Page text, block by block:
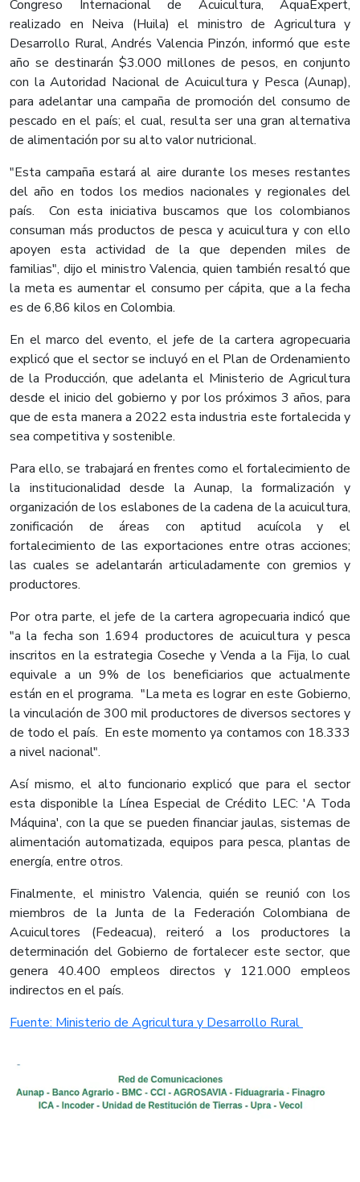
Congreso Internacional de Acuicultura, AquaExpert,
realizado en Neiva (Huila) el ministro de Agricultura y
Desarrollo Rural, Andrés Valencia Pinzón, informó que este
año se destinarán $3.000 millones de pesos, en conjunto
con la Autoridad Nacional de Acuicultura y Pesca (Aunap),
para adelantar una campaña de promoción del consumo de
pescado en el país; el cual, resulta ser una gran alternativa
de alimentación por su alto valor nutricional.
"Esta campaña estará al aire durante los meses restantes
del año en todos los medios nacionales y regionales del
país. Con esta iniciativa buscamos que los colombianos
consuman más productos de pesca y acuicultura y con ello
apoyen esta actividad de la que dependen miles de
familias", dijo el ministro Valencia, quien también resaltó que
la meta es aumentar el consumo per cápita, que a la fecha
es de 6,86 kilos en Colombia.
En el marco del evento, el jefe de la cartera agropecuaria
explicó que el sector se incluyó en el Plan de Ordenamiento
de la Producción, que adelanta el Ministerio de Agricultura
desde el inicio del gobierno y por los próximos 3 años, para
que de esta manera a 2022 esta industria este fortalecida y
sea competitiva y sostenible.
Para ello, se trabajará en frentes como el fortalecimiento de
la institucionalidad desde la Aunap, la formalización y
organización de los eslabones de la cadena de la acuicultura,
zonificación de áreas con aptitud acuícola y el
fortalecimiento de las exportaciones entre otras acciones;
las cuales se adelantarán articuladamente con gremios y
productores.
Por otra parte, el jefe de la cartera agropecuaria indicó que
"a la fecha son 1.694 productores de acuicultura y pesca
inscritos en la estrategia Coseche y Venda a la Fija, lo cual
equivale a un 9% de los beneficiarios que actualmente
están en el programa. "La meta es lograr en este Gobierno,
la vinculación de 300 mil productores de diversos sectores y
de todo el país. En este momento ya contamos con 18.333
a nivel nacional".
Así mismo, el alto funcionario explicó que para el sector
esta disponible la Línea Especial de Crédito LEC: 'A Toda
Máquina', con la que se pueden financiar jaulas, sistemas de
alimentación automatizada, equipos para pesca, plantas de
energía, entre otros.
Finalmente, el ministro Valencia, quién se reunió con los
miembros de la Junta de la Federación Colombiana de
Acuicultores (Fedeacua), reiteró a los productores la
determinación del Gobierno de fortalecer este sector, que
genera 40.400 empleos directos y 121.000 empleos
indirectos en el país.
​Fuente: Ministerio de Agricultura y Desarrollo Rural